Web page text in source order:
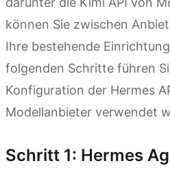
können Sie zwischen
Ihre bestehende
folgenden Schritte führen
Konfiguration der Hermes
Modellanbieter verwendet
Schritt 1: Hermes